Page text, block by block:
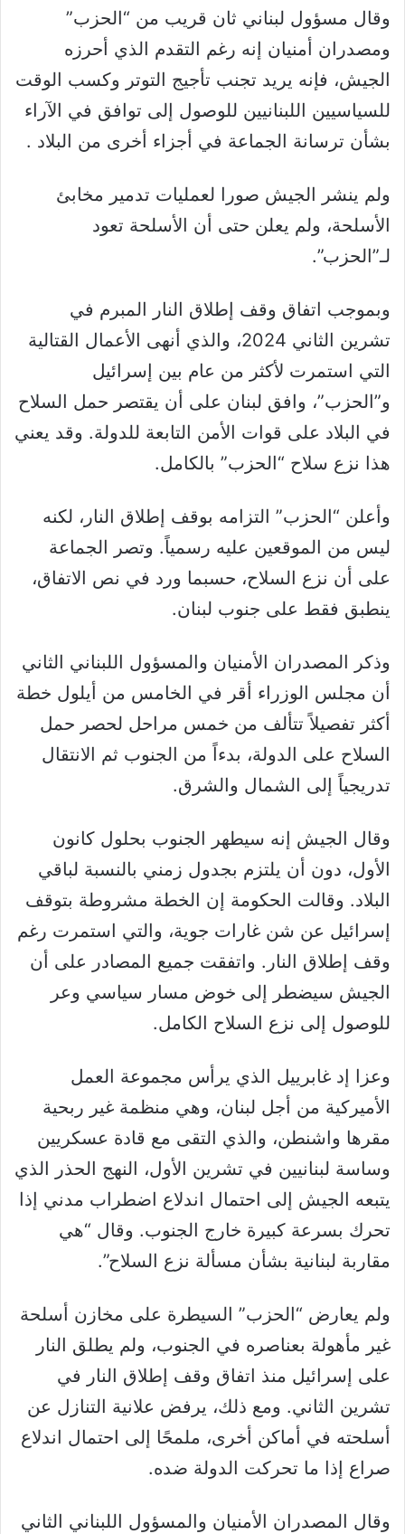
وقال مسؤول لبناني ثان قريب من “الحزب”
ومصدران أمنيان إنه رغم التقدم الذي أحرزه
الجيش، فإنه يريد تجنب تأجيج التوتر وكسب الوقت
للسياسيين اللبنانيين للوصول إلى توافق في الآراء
بشأن ترسانة الجماعة في أجزاء أخرى من البلاد .
ولم ينشر الجيش صورا لعمليات تدمير مخابئ
الأسلحة، ولم يعلن حتى أن الأسلحة تعود
لـ”الحزب”.
وبموجب اتفاق وقف إطلاق النار المبرم في
تشرين الثاني 2024، والذي أنهى الأعمال القتالية
التي استمرت لأكثر من عام بين إسرائيل
و”الحزب”، وافق لبنان على أن يقتصر حمل السلاح
في البلاد على قوات الأمن التابعة للدولة. وقد يعني
هذا نزع سلاح “الحزب” بالكامل.
وأعلن “الحزب” التزامه بوقف إطلاق النار، لكنه
ليس من الموقعين عليه رسمياً. وتصر الجماعة
على أن نزع السلاح، حسبما ورد في نص الاتفاق،
ينطبق فقط على جنوب لبنان.
وذكر المصدران الأمنيان والمسؤول اللبناني الثاني
أن مجلس الوزراء أقر في الخامس من أيلول خطة
أكثر تفصيلاً تتألف من خمس مراحل لحصر حمل
السلاح على الدولة، بدءاً من الجنوب ثم الانتقال
تدريجياً إلى الشمال والشرق.
وقال الجيش إنه سيطهر الجنوب بحلول كانون
الأول، دون أن يلتزم بجدول زمني بالنسبة لباقي
البلاد. وقالت الحكومة إن الخطة مشروطة بتوقف
إسرائيل عن شن غارات جوية، والتي استمرت رغم
وقف إطلاق النار. واتفقت جميع المصادر على أن
الجيش سيضطر إلى خوض مسار سياسي وعر
للوصول إلى نزع السلاح الكامل.
وعزا إد غابرييل الذي يرأس مجموعة العمل
الأميركية من أجل لبنان، وهي منظمة غير ربحية
مقرها واشنطن، والذي التقى مع قادة عسكريين
وساسة لبنانيين في تشرين الأول، النهج الحذر الذي
يتبعه الجيش إلى احتمال اندلاع اضطراب مدني إذا
تحرك بسرعة كبيرة خارج الجنوب. وقال “هي
مقاربة لبنانية بشأن مسألة نزع السلاح”.
ولم يعارض “الحزب” السيطرة على مخازن أسلحة
غير مأهولة بعناصره في الجنوب، ولم يطلق النار
على إسرائيل منذ اتفاق وقف إطلاق النار في
تشرين الثاني. ومع ذلك، يرفض علانية التنازل عن
أسلحته في أماكن أخرى، ملمحًا إلى احتمال اندلاع
صراع إذا ما تحركت الدولة ضده.
وقال المصدران الأمنيان والمسؤول اللبناني الثاني